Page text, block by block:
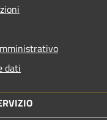
dati